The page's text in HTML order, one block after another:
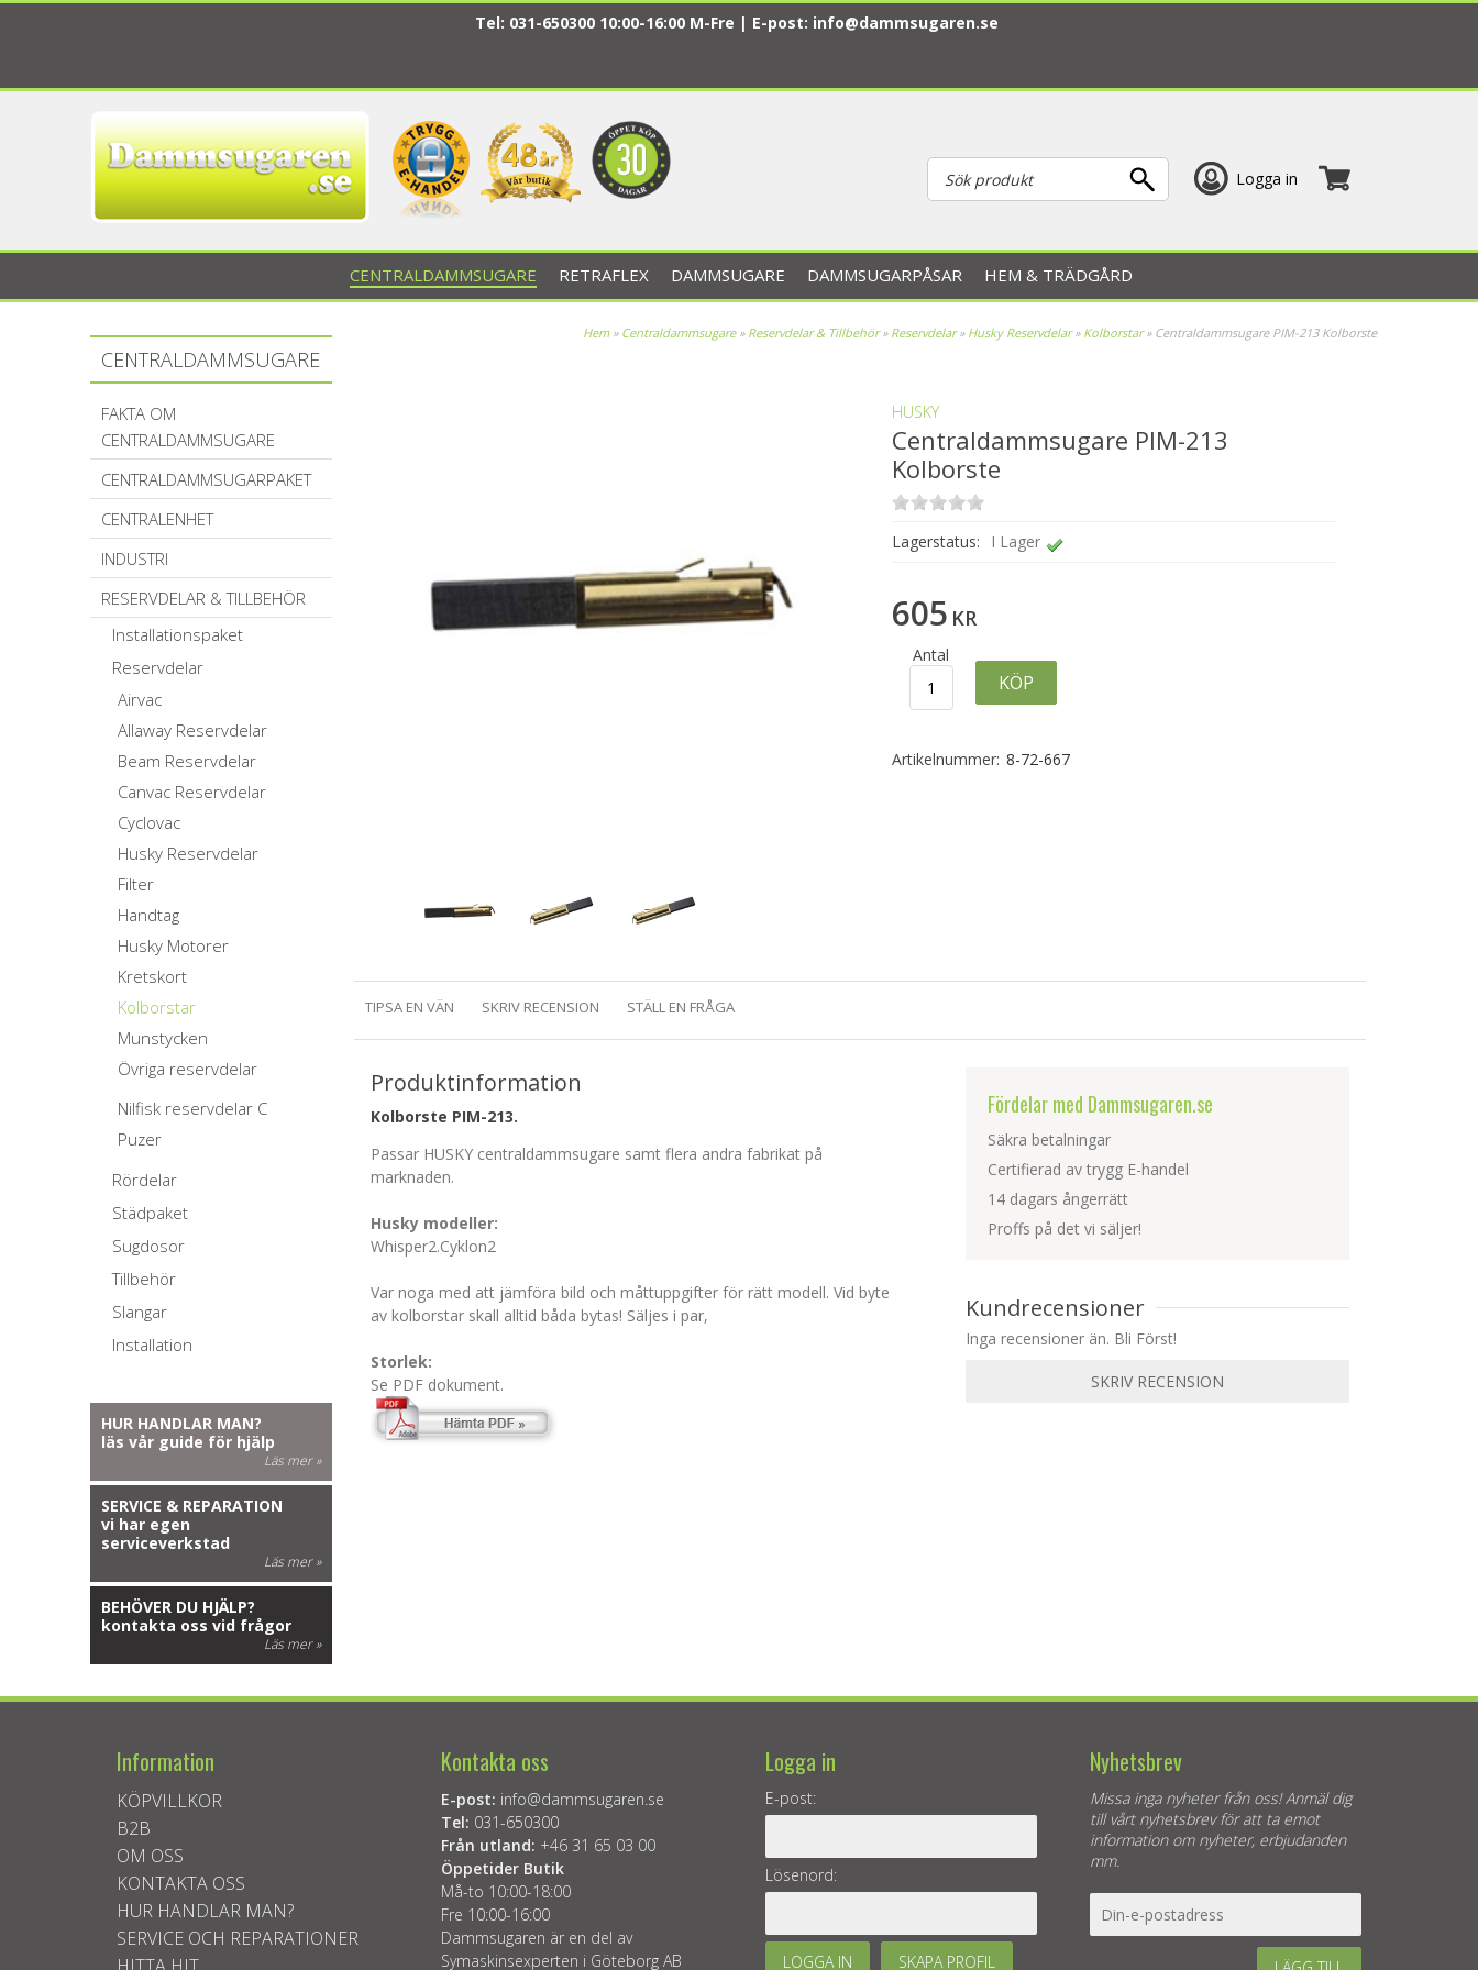
Tel: 031-650300 10:00-16:00 M-Fre | E-post: info@dammsugaren.se
Logga in
CENTRALDAMMSUGARE RETRAFLEX DAMMSUGARE DAMMSUGARPÅSAR HEM & TRÄDGÅRD
CENTRALDAMMSUGARE
FAKTA OM
CENTRALDAMMSUGARE
CENTRALDAMMSUGARPAKET
CENTRALENHET
INDUSTRI
RESERVDELAR & TILLBEHÖR
Installationspaket
Reservdelar
Airvac
Allaway Reservdelar
Beam Reservdelar
Canvac Reservdelar
Cyclovac
Husky Reservdelar
Filter
Handtag
Husky Motorer
Kretskort
Kolborstar
Munstycken
Övriga reservdelar
Nilfisk reservdelar C
Puzer
Rördelar
Städpaket
Sugdosor
Tillbehör
Slangar
Installation
HUR HANDLAR MAN?
läs vår guide för hjälp
Läs mer »
SERVICE & REPARATION
vi har egen
serviceverkstad
Läs mer »
BEHÖVER DU HJÄLP?
kontakta oss vid frågor
Läs mer »
Hem» Centraldammsugare» Reservdelar & Tillbehör» Reservdelar» Husky Reservdelar» Kolborstar» Centraldammsugare PIM-213 Kolborste
HUSKY
Centraldammsugare PIM-213
Kolborste
Lagerstatus: I Lager
605 KR
Antal
KÖP
Artikelnummer: 8-72-667
TIPSA EN VÄN SKRIV RECENSION STÄLL EN FRÅGA
Produktinformation
Kolborste PIM-213.
Passar HUSKY centraldammsugare samt flera andra fabrikat på
marknaden.
Husky modeller:
Whisper2.Cyklon2
Var noga med att jämföra bild och måttuppgifter för rätt modell. Vid byte
av kolborstar skall alltid båda bytas! Säljes i par,
Storlek:
Se PDF dokument.
Fördelar med Dammsugaren.se
Säkra betalningar
Certifierad av trygg E-handel
14 dagars ångerrätt
Proffs på det vi säljer!
Kundrecensioner
Inga recensioner än. Bli Först!
SKRIV RECENSION
Information
KÖPVILLKOR
B2B
OM OSS
KONTAKTA OSS
HUR HANDLAR MAN?
SERVICE OCH REPARATIONER
Kontakta oss
E-post: info@dammsugaren.se
Tel: 031-650300
Från utland: +46 31 65 03 00
Öppetider Butik
Må-to 10:00-18:00
Fre 10:00-16:00
Dammsugaren är en del av
Symaskinsexperten i Göteborg AB
Logga in
E-post:
Lösenord:
LOGGA IN SKAPA PROFIL
Nyhetsbrev
Missa inga nyheter från oss! Anmäl dig
till vårt nyhetsbrev för att ta emot
information om nyheter, erbjudanden
mm.